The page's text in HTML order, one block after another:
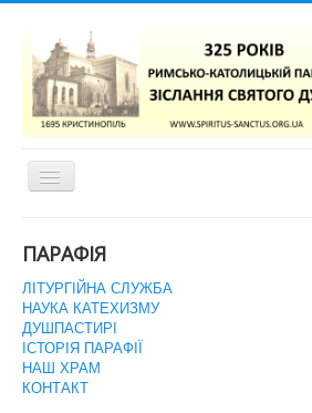
Перемикач
навігації
ПАРАФІЯ
ЛІТУРГІЙНА СЛУЖБА
НАУКА КАТЕХИЗМУ
ДУШПАСТИРІ
ІСТОРІЯ ПАРАФІЇ
НАШ ХРАМ
КОНТАКТ